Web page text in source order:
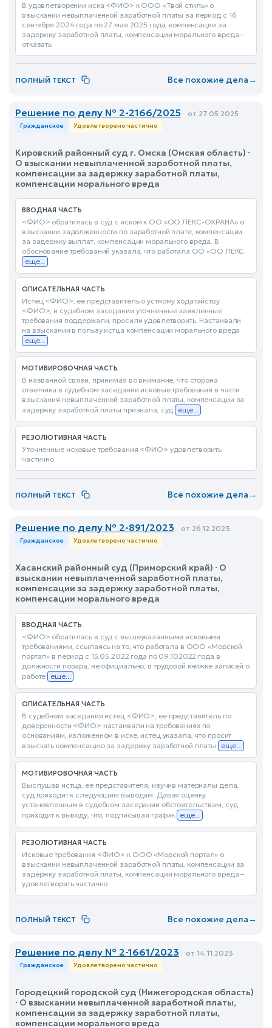
В удовлетворении иска <ФИО> к ООО «Твой стиль» о
взыскании невыплаченной заработной платы за период с 16
сентября 2024 года по 27 мая 2025 года, компенсации за
задержку заработной платы, компенсации морального вреда –
отказать
ПОЛНЫЙ ТЕКСТ Все похожие дела→
Решение по делу № 2-2166/2025 от 27.05.2025
Гражданское Удовлетворено частично
Кировский районный суд г. Омска (Омская область) ·
О взыскании невыплаченной заработной платы,
компенсации за задержку заработной платы,
компенсации морального вреда
ВВОДНАЯ ЧАСТЬ
<ФИО> обратилась в суд с иском к ОО «ОО ЛЕКС-ОХРАНА» о
взыскании задолженности по заработной плате, компенсации
за задержку выплат, компенсации морального вреда. В
обоснование требований указала, что работала ОО «ОО ЛЕКС
еще...
ОПИСАТЕЛЬНАЯ ЧАСТЬ
Истец <ФИО>, ее представитель о устному ходатайству
<ФИО>, в судебном заседании уточненные заявленные
требования поддержали, просили удовлетворить. Настаивали
на взыскании в пользу истца компенсации морального вреда
еще...
МОТИВИРОВОЧНАЯ ЧАСТЬ
В названной связи, принимая во внимание, что сторона
ответчика в судебном заседании исковые требования в части
взыскания невыплаченной заработной платы, компенсации за
задержку заработной платы признала, суд еще...
РЕЗОЛЮТИВНАЯ ЧАСТЬ
Уточненные исковые требования <ФИО> удовлетворить
частично
ПОЛНЫЙ ТЕКСТ Все похожие дела→
Решение по делу № 2-891/2023 от 26.12.2023
Гражданское Удовлетворено частично
Хасанский районный суд (Приморский край) · О
взыскании невыплаченной заработной платы,
компенсации за задержку заработной платы,
компенсации морального вреда
ВВОДНАЯ ЧАСТЬ
<ФИО> обратилась в суд с вышеуказанными исковыми
требованиями, ссылаясь на то, что работала в ООО «Морской
портал» в период с 15.05.2022 года по 09.102022 года в
должности повара, не официально, в трудовой книжке записей о
работе еще...
ОПИСАТЕЛЬНАЯ ЧАСТЬ
В судебном заседании истец <ФИО>, ее представитель по
доверенности <ФИО> настаивали на требованиях по
основаниям, изложенном в иске, истец указала, что просит
взыскать компенсацию за задержку заработной платы
еще...
МОТИВИРОВОЧНАЯ ЧАСТЬ
Выслушав истца, ее представителя, изучив материалы дела,
суд приходит к следующим выводам. Давая оценку
установленным в судебном заседании обстоятельствам, суд
приходит к выводу, что, подписывая график еще...
РЕЗОЛЮТИВНАЯ ЧАСТЬ
Исковые требования <ФИО> к ООО «Морской портал» о
взыскании невыплаченной заработной платы, компенсации за
задержку заработной платы, компенсации морального вреда –
удовлетворить частично
ПОЛНЫЙ ТЕКСТ Все похожие дела→
Решение по делу № 2-1661/2023 от 14.11.2023
Гражданское Удовлетворено частично
Городецкий городской суд (Нижегородская область)
· О взыскании невыплаченной заработной платы,
компенсации за задержку заработной платы,
компенсации морального вреда